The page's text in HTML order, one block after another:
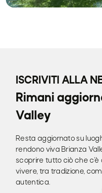
ISCRIVITI ALLA
Rimani
Valley
Resta aggiornato su
rendono viva Brianza
scoprire tutto ciò che
vivere, tra tradizione,
autentica.